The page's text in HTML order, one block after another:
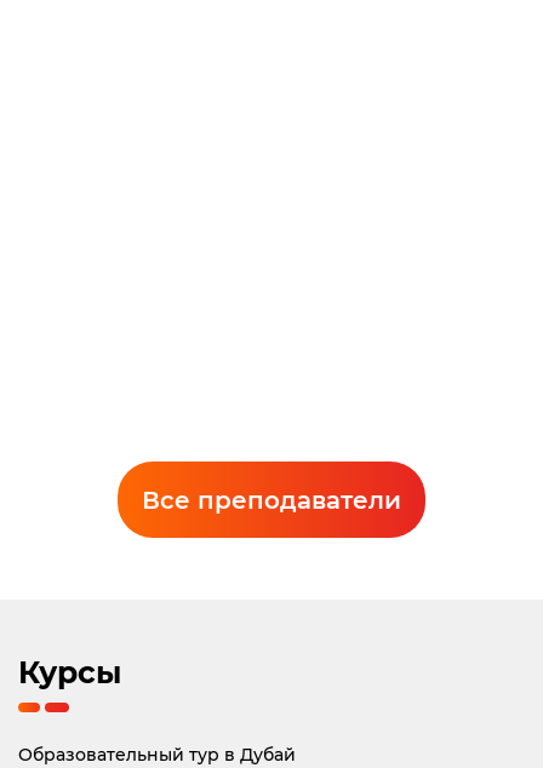
Попович Екатерина Валерьевна
Преподаватель английского языка
Все преподаватели
Курсы
Образовательный тур в Дубай